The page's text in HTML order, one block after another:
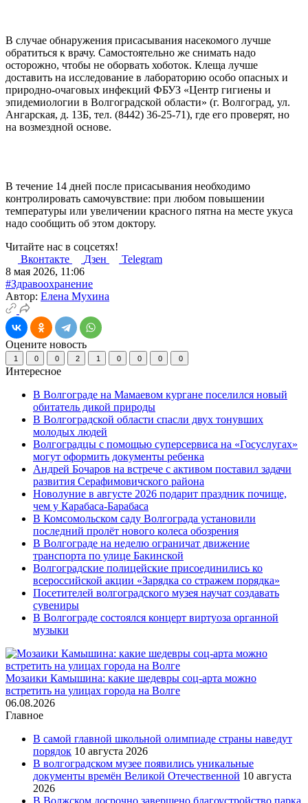
В случае обнаружения присасывания насекомого лучше
обратиться к врачу. Самостоятельно же снимать надо
осторожно, чтобы не оборвать хоботок. Клеща лучше
доставить на исследование в лабораторию особо опасных и
природно-очаговых инфекций ФБУЗ «Центр гигиены и
эпидемиологии в Волгоградской области» (г. Волгоград, ул.
Ангарская, д. 13Б, тел. (8442) 36-25-71), где его проверят, но
на возмездной основе.
В течение 14 дней после присасывания необходимо
контролировать самочувствие: при любом повышении
температуры или увеличении красного пятна на месте укуса
надо сообщить об этом доктору.
Читайте нас в соцсетях!
Вконтакте
Дзен
Telegram
8 мая 2026, 11:06
#Здравоохранение
Автор: Елена Мухина
Оцените новость
1 0 0 2 1 0 0 0 0
Интересное
В Волгограде на Мамаевом кургане поселился новый
обитатель дикой природы
В Волгоградской области спасли двух тонувших
молодых людей
Волгоградцы с помощью суперсервиса на «Госуслугах»
могут оформить документы ребенка
Андрей Бочаров на встрече с активом поставил задачи
развития Серафимовичского района
Новолуние в августе 2026 подарит праздник почище,
чем у Карабаса-Барабаса
В Комсомольском саду Волгограда установили
последний пролёт нового колеса обозрения
В Волгограде на неделю ограничат движение
транспорта по улице Бакинской
Волгоградские полицейские присоединились ко
всероссийской акции «Зарядка со стражем порядка»
Посетителей волгоградского музея научат создавать
сувениры
В Волгограде состоялся концерт виртуоза органной
музыки
Мозаики Камышина: какие шедевры соц-арта можно
встретить на улицах города на Волге
06.08.2026
Главное
В самой главной школьной олимпиаде страны наведут
порядок 10 августа 2026
В волгоградском музее появились уникальные
документы времён Великой Отечественной 10 августа
2026
В Волжском досрочно завершено благоустройство парка